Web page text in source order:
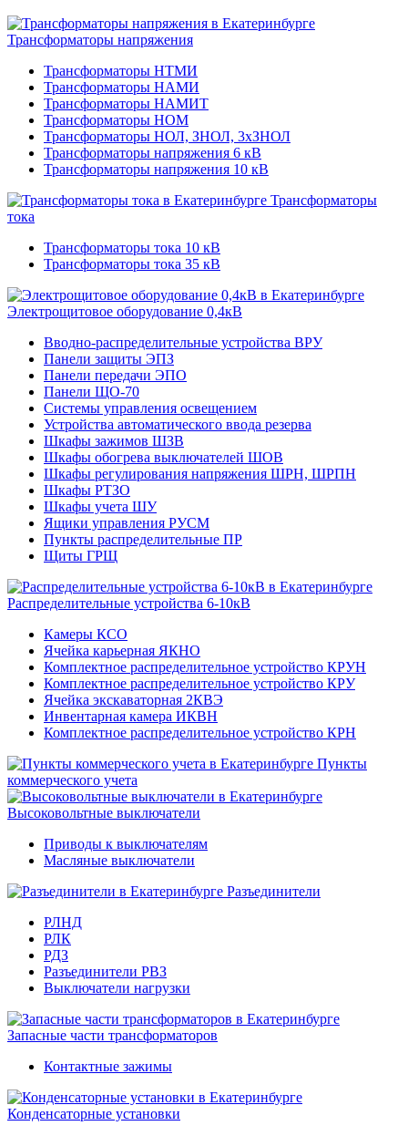
Трансформаторы напряжения
Трансформаторы НТМИ
Трансформаторы НАМИ
Трансформаторы НАМИТ
Трансформаторы НОМ
Трансформаторы НОЛ, ЗНОЛ, 3хЗНОЛ
Трансформаторы напряжения 6 кВ
Трансформаторы напряжения 10 кВ
Трансформаторы
тока
Трансформаторы тока 10 кВ
Трансформаторы тока 35 кВ
Электрощитовое оборудование 0,4кВ
Вводно-распределительные устройства ВРУ
Панели защиты ЭПЗ
Панели передачи ЭПО
Панели ЩО-70
Системы управления освещением
Устройства автоматического ввода резерва
Шкафы зажимов ШЗВ
Шкафы обогрева выключателей ШОВ
Шкафы регулирования напряжения ШРН, ШРПН
Шкафы РТЗО
Шкафы учета ШУ
Ящики управления РУСМ
Пункты распределительные ПР
Щиты ГРЩ
Распределительные устройства 6-10кВ
Камеры КСО
Ячейка карьерная ЯКНО
Комплектное распределительное устройство КРУН
Комплектное распределительное устройство КРУ
Ячейка экскаваторная 2КВЭ
Инвентарная камера ИКВН
Комплектное распределительное устройство КРН
Пункты
коммерческого учета
Высоковольтные выключатели
Приводы к выключателям
Масляные выключатели
Разъединители
РЛНД
РЛК
РДЗ
Разъединители РВЗ
Выключатели нагрузки
Запасные части трансформаторов
Контактные зажимы
Конденсаторные установки